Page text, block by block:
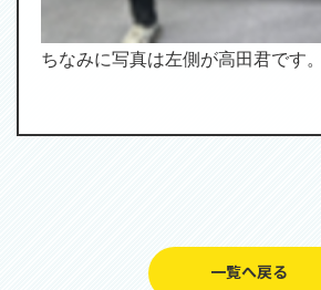
ちなみに写真は左側が高田君です。
一覧へ戻る